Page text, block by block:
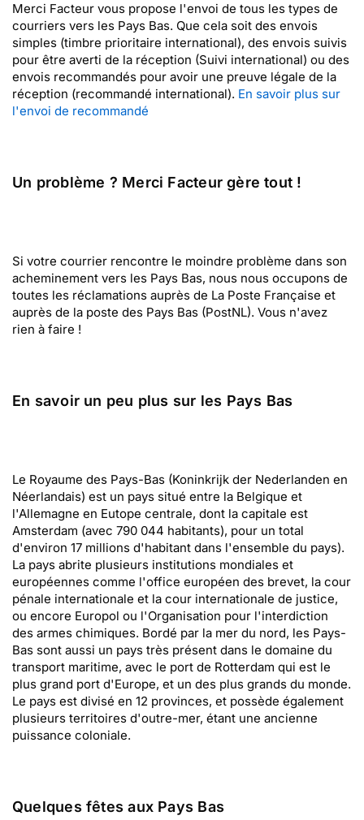
Merci Facteur vous propose l'envoi de tous les types de
courriers vers les Pays Bas. Que cela soit des envois
simples (timbre prioritaire international), des envois suivis
pour être averti de la réception (Suivi international) ou des
envois recommandés pour avoir une preuve légale de la
réception (recommandé international). En savoir plus sur
l'envoi de recommandé
Un problème ? Merci Facteur gère tout !
Si votre courrier rencontre le moindre problème dans son
acheminement vers les Pays Bas, nous nous occupons de
toutes les réclamations auprès de La Poste Française et
auprès de la poste des Pays Bas (PostNL). Vous n'avez
rien à faire !
En savoir un peu plus sur les Pays Bas
Le Royaume des Pays-Bas (Koninkrijk der Nederlanden en
Néerlandais) est un pays situé entre la Belgique et
l'Allemagne en Eutope centrale, dont la capitale est
Amsterdam (avec 790 044 habitants), pour un total
d'environ 17 millions d'habitant dans l'ensemble du pays).
La pays abrite plusieurs institutions mondiales et
européennes comme l'office européen des brevet, la cour
pénale internationale et la cour internationale de justice,
ou encore Europol ou l'Organisation pour l'interdiction
des armes chimiques. Bordé par la mer du nord, les Pays-
Bas sont aussi un pays très présent dans le domaine du
transport maritime, avec le port de Rotterdam qui est le
plus grand port d'Europe, et un des plus grands du monde.
Le pays est divisé en 12 provinces, et possède également
plusieurs territoires d'outre-mer, étant une ancienne
puissance coloniale.
Quelques fêtes aux Pays Bas